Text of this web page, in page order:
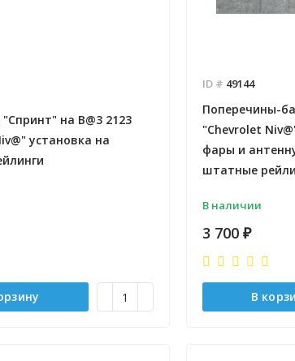
на B@3 2123
установка на
ID # 49144
Поперечины-
"Chevrolet
фары и
штатные
В наличии
3 700 ₽
В